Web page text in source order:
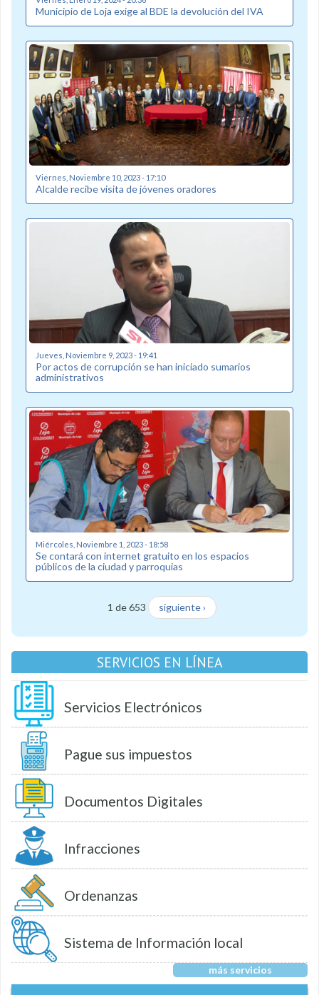
Municipio de Loja exige al BDE la devolución del IVA
Viernes, Noviembre 10, 2023 - 17:10
Alcalde recibe visita de jóvenes oradores
Jueves, Noviembre 9, 2023 - 19:41
Por actos de corrupción se han iniciado sumarios
administrativos
Miércoles, Noviembre 1, 2023 - 18:58
Se contará con internet gratuito en los espacios
públicos de la ciudad y parroquias
1 de 653 siguiente ›
SERVICIOS EN LÍNEA
Servicios Electrónicos
Pague sus impuestos
Documentos Digitales
Infracciones
Ordenanzas
Sistema de Información local
más servicios